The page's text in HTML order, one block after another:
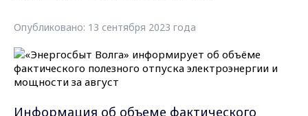
Опубликовано: 13 сентября 2023 года
Информация об объеме фактического